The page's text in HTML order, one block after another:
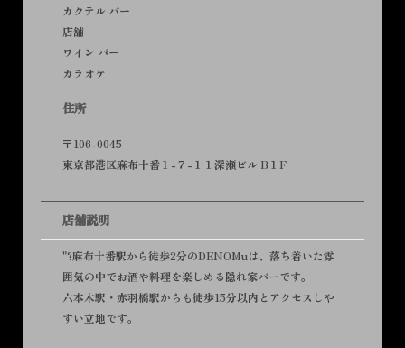
カクテル バー
店舗
ワイン バー
カラオケ
住所
〒106-0045
東京都港区麻布十番１-７-１１深瀬ビル B１F
店舗説明
"?麻布十番駅から徒歩2分のDENOMuは、落ち着いた雰
囲気の中でお酒や料理を楽しめる隠れ家バーです。
六本木駅・赤羽橋駅からも徒歩15分以内とアクセスしや
すい立地です。